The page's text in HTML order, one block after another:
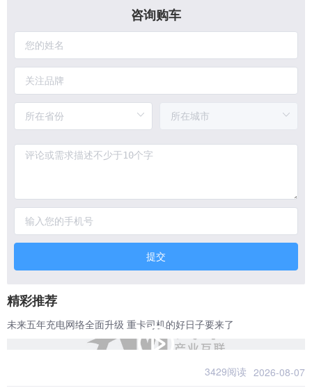
咨询购车
提交
精彩推荐
未来五年充电网络全面升级 重卡司机的好日子要来了
3429阅读 2026-08-07